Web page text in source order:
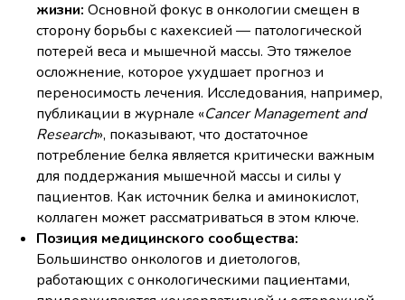
жизни: Основной фокус в онкологии смещен в
сторону борьбы с кахексией — патологической
потерей веса и мышечной массы. Это тяжелое
осложнение, которое ухудшает прогноз и
переносимость лечения. Исследования, например,
публикации в журнале «Cancer Management and
Research», показывают, что достаточное
потребление белка является критически важным
для поддержания мышечной массы и силы у
пациентов. Как источник белка и аминокислот,
коллаген может рассматриваться в этом ключе.
Позиция медицинского сообщества:
Большинство онкологов и диетологов,
работающих с онкологическими пациентами,